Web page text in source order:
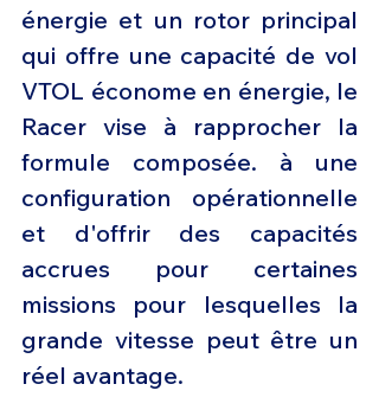
énergie et un rotor principal
qui offre une capacité de vol
VTOL économe en énergie, le
Racer vise à rapprocher la
formule composée. à une
configuration opérationnelle
et d'offrir des capacités
accrues pour certaines
missions pour lesquelles la
grande vitesse peut être un
réel avantage.